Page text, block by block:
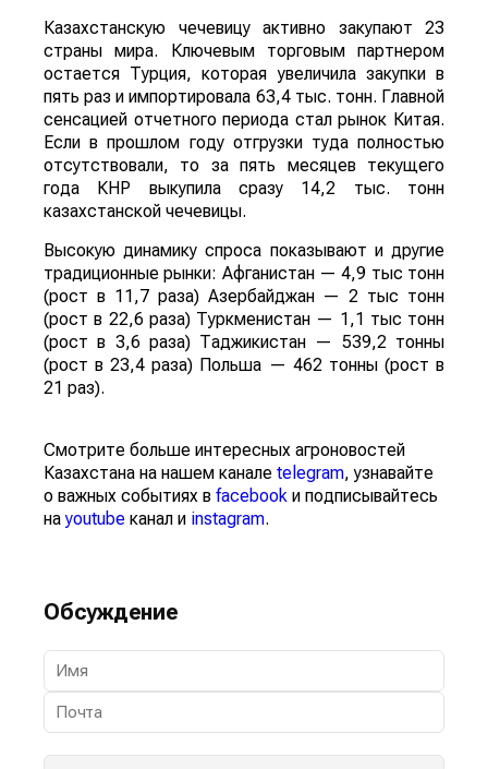
Казахстанскую чечевицу активно закупают 23
страны мира. Ключевым торговым партнером
остается Турция, которая увеличила закупки в
пять раз и импортировала 63,4 тыс. тонн. Главной
сенсацией отчетного периода стал рынок Китая.
Если в прошлом году отгрузки туда полностью
отсутствовали, то за пять месяцев текущего
года КНР выкупила сразу 14,2 тыс. тонн
казахстанской чечевицы.
Высокую динамику спроса показывают и другие
традиционные рынки: Афганистан — 4,9 тыс тонн
(рост в 11,7 раза) Азербайджан — 2 тыс тонн
(рост в 22,6 раза) Туркменистан — 1,1 тыс тонн
(рост в 3,6 раза) Таджикистан — 539,2 тонны
(рост в 23,4 раза) Польша — 462 тонны (рост в
21 раз).
Смотрите больше интересных агроновостей
Казахстана на нашем канале telegram, узнавайте
о важных событиях в facebook и подписывайтесь
наyoutube канал и instagram.
Обсуждение